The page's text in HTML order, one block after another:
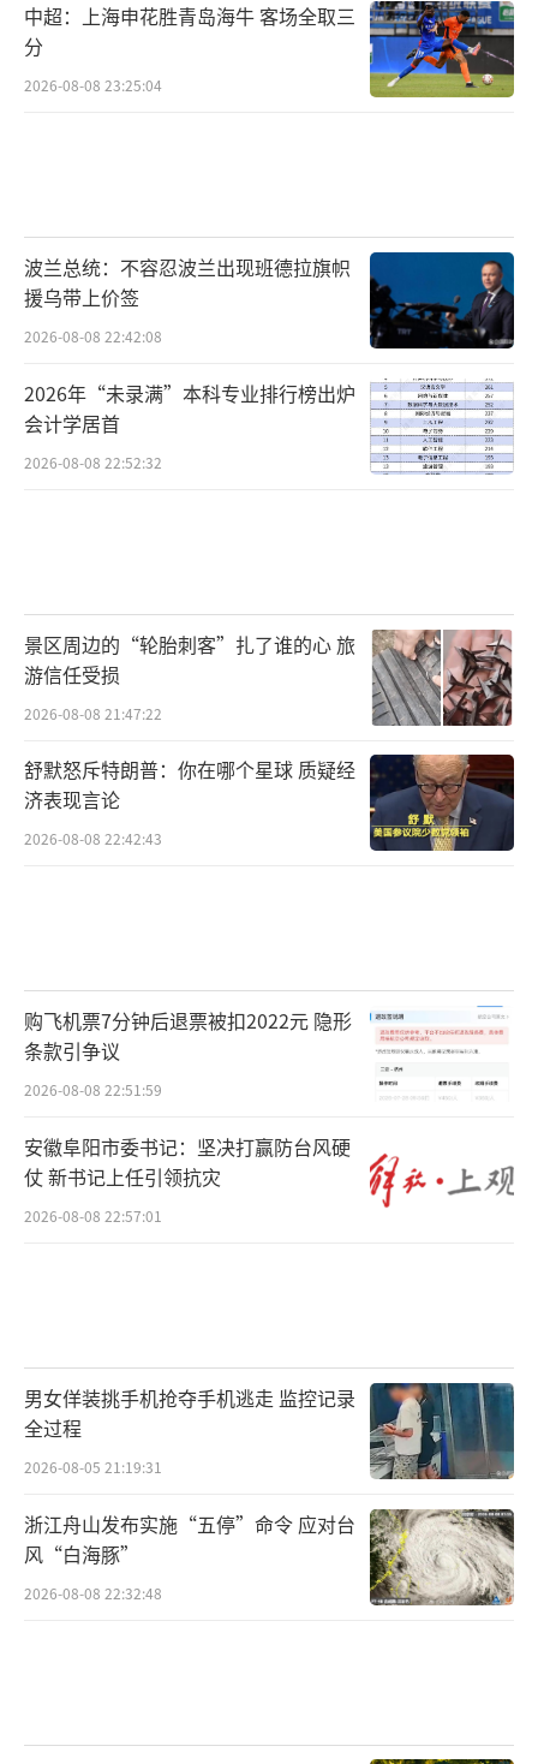
中超：上海申花胜青岛海牛 客场全取三
分
2026-08-08 23:25:04
波兰总统：不容忍波兰出现班德拉旗帜
援乌带上价签
2026-08-08 22:42:08
2026年“未录满”本科专业排行榜出炉
会计学居首
2026-08-08 22:52:32
景区周边的“轮胎刺客”扎了谁的心 旅
游信任受损
2026-08-08 21:47:22
舒默怒斥特朗普：你在哪个星球 质疑经
济表现言论
2026-08-08 22:42:43
购飞机票7分钟后退票被扣2022元 隐形
条款引争议
2026-08-08 22:51:59
安徽阜阳市委书记：坚决打赢防台风硬
仗 新书记上任引领抗灾
2026-08-08 22:57:01
男女佯装挑手机抢夺手机逃走 监控记录
全过程
2026-08-05 21:19:31
浙江舟山发布实施“五停”命令 应对台
风“白海豚”
2026-08-08 22:32:48